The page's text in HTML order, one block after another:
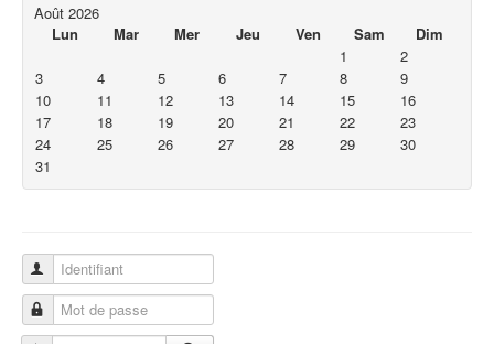
Août 2026
Lun
Mar Mer Jeu Ven Sam
Dim
1
2
3
4 5 6 7 8
9
10
11 12 13 14 15
16
17
18 19 20 21 22
23
24
25 26 27 28 29
30
31
Identifiant
Mot de passe